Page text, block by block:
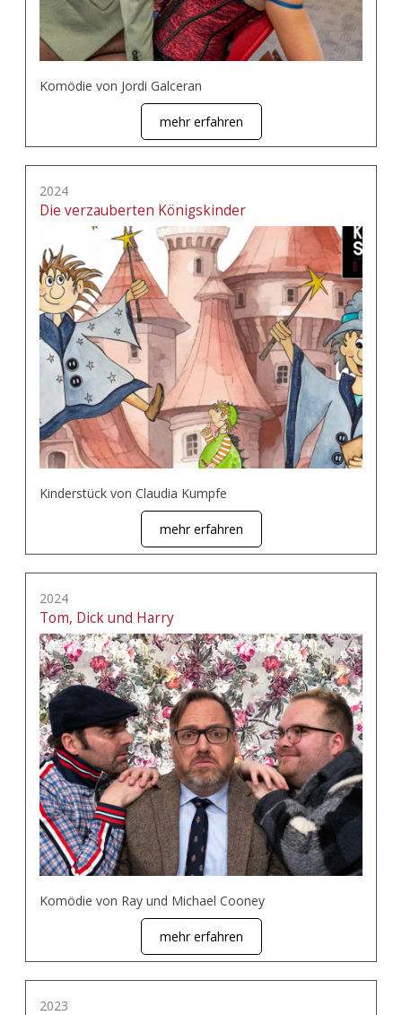
Komödie von Jordi Galceran
mehr erfahren
2024
Die verzauberten Königskinder
Kinderstück von Claudia Kumpfe
mehr erfahren
2024
Tom, Dick und Harry
Komödie von Ray und Michael Cooney
mehr erfahren
2023